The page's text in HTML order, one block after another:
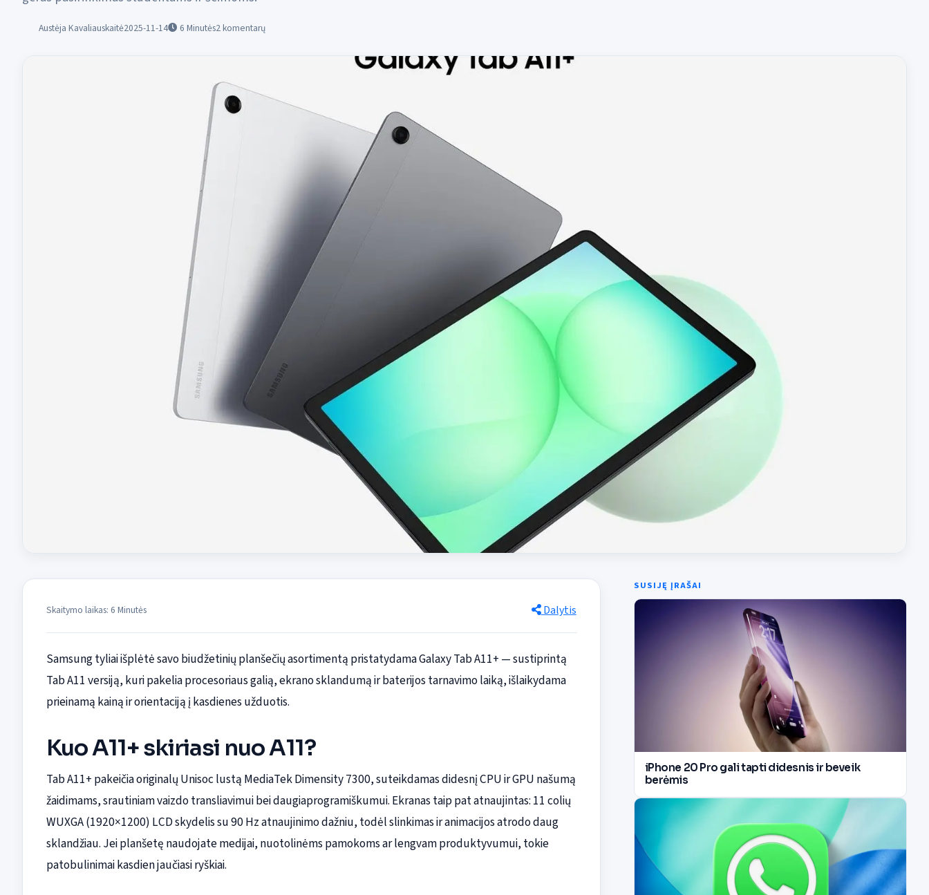
Austėja Kavaliauskaitė2025-11-14 6 Minutės2 komentarų
Skaitymo laikas: 6 Minutės Dalytis
Samsung tyliai išplėtė savo biudžetinių planšečių asortimentą pristatydama Galaxy Tab A11+ — sustiprintą
Tab A11 versiją, kuri pakelia procesoriaus galią, ekrano sklandumą ir baterijos tarnavimo laiką, išlaikydama
prieinamą kainą ir orientaciją į kasdienes užduotis.
Kuo A11+ skiriasi nuo A11?
Tab A11+ pakeičia originalų Unisoc lustą MediaTek Dimensity 7300, suteikdamas didesnį CPU ir GPU našumą
žaidimams, srautiniam vaizdo transliavimui bei daugiaprogramiškumui. Ekranas taip pat atnaujintas: 11 colių
WUXGA (1920×1200) LCD skydelis su 90 Hz atnaujinimo dažniu, todėl slinkimas ir animacijos atrodo daug
sklandžiau. Jei planšetę naudojate medijai, nuotolinėms pamokoms ar lengvam produktyvumui, tokie
patobulinimai kasdien jaučiasi ryškiai.
SUSIJĘ ĮRAŠAI
iPhone 20 Pro gali tapti didesnis ir beveik
berėmis